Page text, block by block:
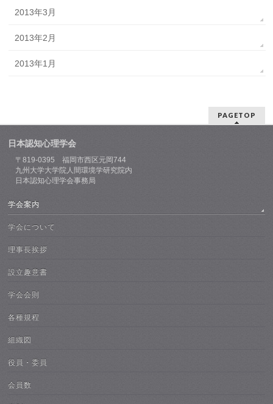
2013年3月
2013年2月
2013年1月
PAGETOP
日本認知心理学会
〒819-0395 福岡市西区元岡744
九州大学大学院人間環境学研究院内
日本認知心理学会事務局
学会案内
学会について
理事長挨拶
設立趣意書
学会会則
各種規程
組織図
役員・委員
会員数